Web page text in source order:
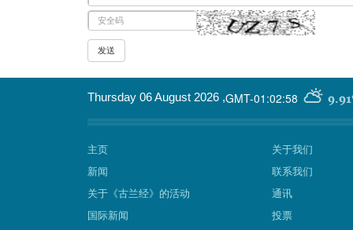
GMT-01:02:58
Thursday 06 August 2026 ,
主页
新闻
关于《古兰经》的活动
国际新闻
关于我们
联系我们
通讯
投票